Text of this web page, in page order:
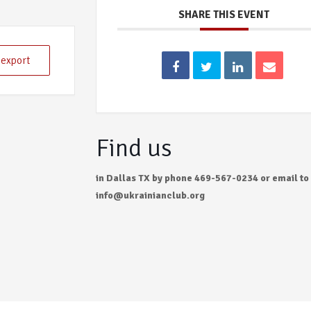
SHARE THIS EVENT
Find us
in Dallas TX by phone 469-567-0234 or email to
info@ukrainianclub.org